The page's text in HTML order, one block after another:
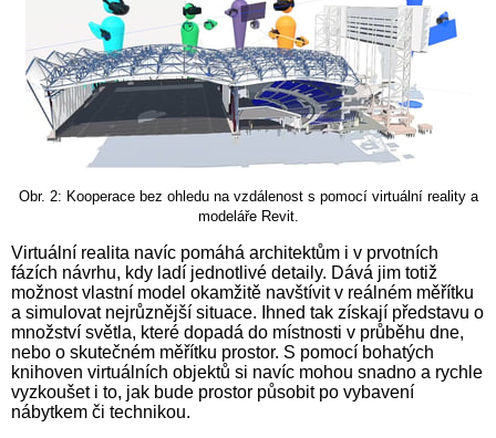
Obr. 2: Kooperace bez ohledu na vzdálenost s pomocí virtuální reality a
modeláře Revit.
Virtuální realita navíc pomáhá architektům i v prvotních
fázích návrhu, kdy ladí jednotlivé detaily. Dává jim totiž
možnost vlastní model okamžitě navštívit v reálném měřítku
a simulovat nejrůznější situace. Ihned tak získají představu o
množství světla, které dopadá do místnosti v průběhu dne,
nebo o skutečném měřítku prostor. S pomocí bohatých
knihoven virtuálních objektů si navíc mohou snadno a rychle
vyzkoušet i to, jak bude prostor působit po vybavení
nábytkem či technikou.